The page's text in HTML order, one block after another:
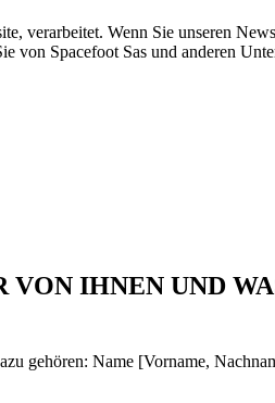
verarbeitet. Wenn Sie unseren
von Spacefoot Sas und anderen
IHNEN UND
gehören: Name [Vorname,